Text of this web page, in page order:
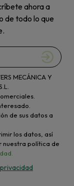
ahora a
de todo lo que
MECÁNICA Y
de sus datos a
los datos, así
nuestra política de